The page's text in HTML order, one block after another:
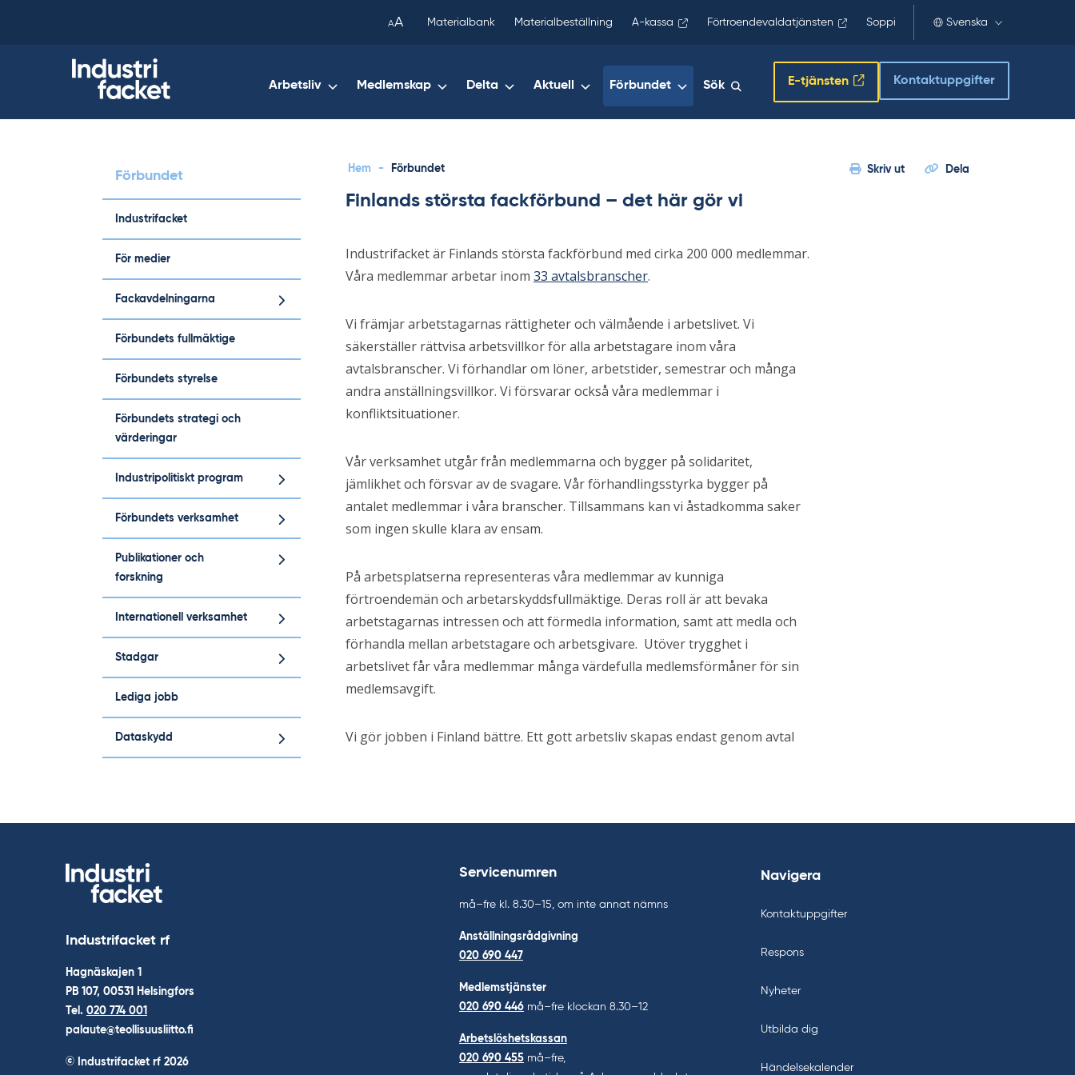
AA Materialbank Materialbeställning A-kassa Förtroendevaldatjänsten Soppi Svenska
Arbetsliv Medlemskap Delta Aktuell Förbundet Sök E-tjänsten Kontaktuppgifter
Förbundet
Industrifacket
För medier
Fackavdelningarna
Förbundets fullmäktige
Förbundets styrelse
Förbundets strategi och
värderingar
Industripolitiskt program
Förbundets verksamhet
Publikationer och
forskning
Internationell verksamhet
Stadgar
Lediga jobb
Dataskydd
Hem - Förbundet
Finlands största fackförbund – det här gör vi
Industrifacket är Finlands största fackförbund med cirka 200 000 medlemmar.
Våra medlemmar arbetar inom 33 avtalsbranscher.
Vi främjar arbetstagarnas rättigheter och välmående i arbetslivet. Vi
säkerställer rättvisa arbetsvillkor för alla arbetstagare inom våra
avtalsbranscher. Vi förhandlar om löner, arbetstider, semestrar och många
andra anställningsvillkor. Vi försvarar också våra medlemmar i
konfliktsituationer.
Vår verksamhet utgår från medlemmarna och bygger på solidaritet,
jämlikhet och försvar av de svagare. Vår förhandlingsstyrka bygger på
antalet medlemmar i våra branscher. Tillsammans kan vi åstadkomma saker
som ingen skulle klara av ensam.
På arbetsplatserna representeras våra medlemmar av kunniga
förtroendemän och arbetarskyddsfullmäktige. Deras roll är att bevaka
arbetstagarnas intressen och att förmedla information, samt att medla och
förhandla mellan arbetstagare och arbetsgivare. Utöver trygghet i
arbetslivet får våra medlemmar många värdefulla medlemsförmåner för sin
medlemsavgift.
Vi gör jobben i Finland bättre. Ett gott arbetsliv skapas endast genom avtal
Skriv ut Dela
copied
your
clipboard.)
Industrifacket rf
Hagnäskajen 1
PB 107, 00531 Helsingfors
Tel. 020 774 001
palaute@teollisuusliitto.fi
© Industrifacket rf 2026
Servicenumren
må–fre kl. 8.30–15, om inte annat nämns
Anställningsrådgivning
020 690 447
Medlemstjänster
020 690 446 må–fre klockan 8.30–12
Arbetslöshetskassan
020 690 455 må–fre,
Navigera
Kontaktuppgifter
Respons
Nyheter
Utbilda dig
Händelsekalender